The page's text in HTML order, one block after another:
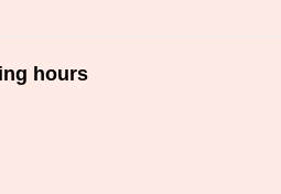
hours